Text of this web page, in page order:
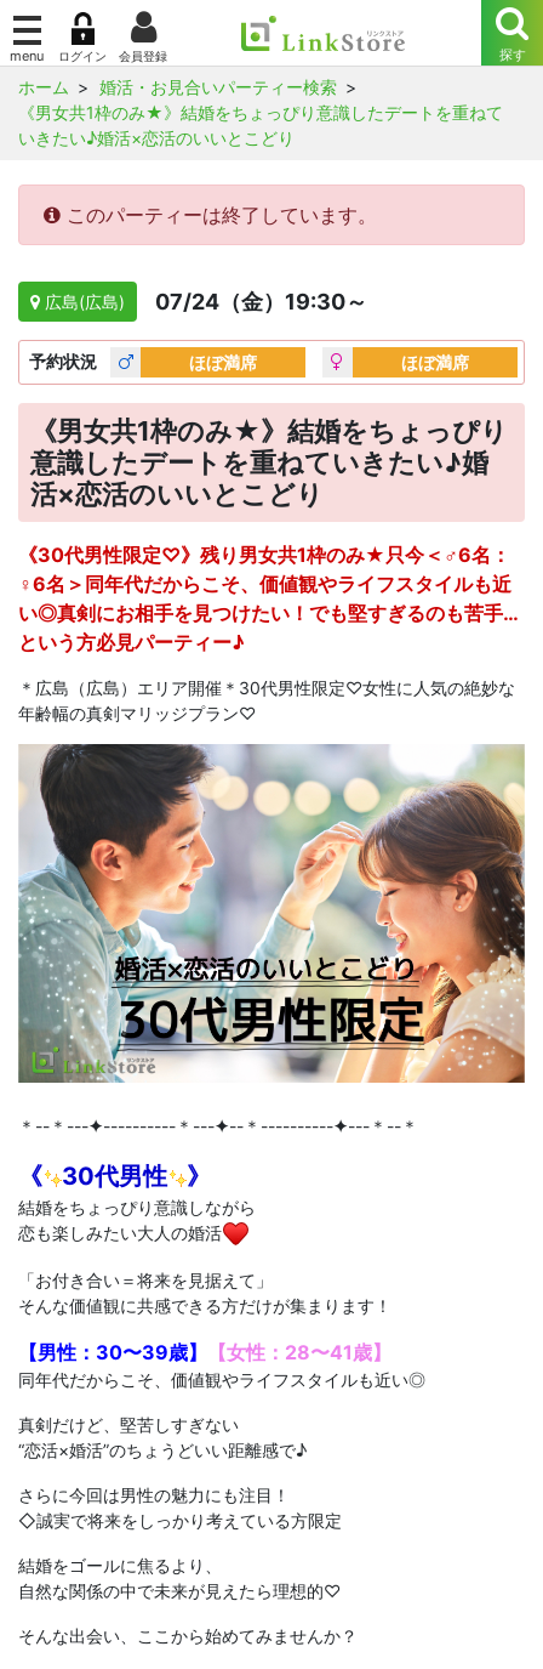
ホーム
婚活・お見合いパーティー検索
《男女共1枠のみ★》結婚をちょっぴり意識したデートを重ねて
いきたい♪婚活×恋活のいいとこどり
このパーティーは終了しています。
広島(広島) 07/24（金）19:30～
予約状況 ほぼ満席 ほぼ満席
《男女共1枠のみ★》結婚をちょっぴり
意識したデートを重ねていきたい♪婚
活×恋活のいいとこどり
《30代男性限定♡》残り男女共1枠のみ★只今＜♂6名：
♀6名＞同年代だからこそ、価値観やライフスタイルも近
い◎真剣にお相手を見つけたい！でも堅すぎるのも苦手…
という方必見パーティー♪
＊広島（広島）エリア開催＊30代男性限定♡女性に人気の絶妙な
年齢幅の真剣マリッジプラン♡
＊--＊---✦----------＊---✦--＊----------✦---＊--＊
《 30代男性 》
結婚をちょっぴり意識しながら
恋も楽しみたい大人の婚活
「お付き合い＝将来を見据えて」
そんな価値観に共感できる方だけが集まります！
【男性：30〜39歳】 【女性：28〜41歳】
同年代だからこそ、価値観やライフスタイルも近い◎
真剣だけど、堅苦しすぎない
“恋活×婚活”のちょうどいい距離感で♪
さらに今回は男性の魅力にも注目！
◇誠実で将来をしっかり考えている方限定
結婚をゴールに焦るより、
自然な関係の中で未来が見えたら理想的♡
そんな出会い、ここから始めてみませんか？